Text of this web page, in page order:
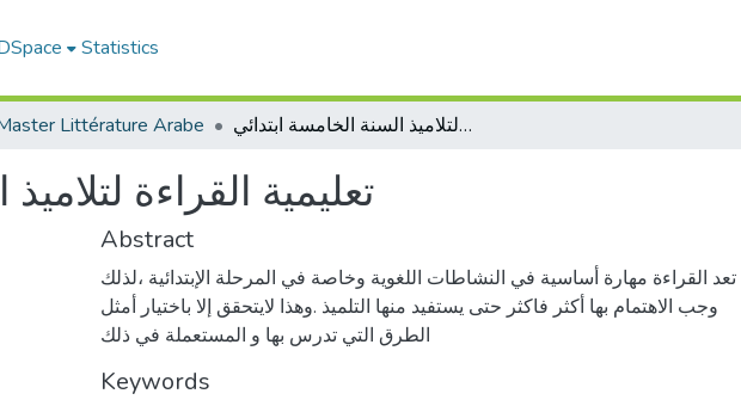
Statistics
Littérature Arabe تعليمية القراءة لتلاميذ السنة الخامسة ابتدائي
تعليمية القراءة
Abstract
تعد القراءة مهارة أساسية في النشاطات اللغوية وخاصة في المرحلة الإبتدائية ،لذلك
وجب الاهتمام بها أكثر فاكثر حتى يستفيد منها التلميذ .وهذا لايتحقق إلا باختيار أمثل
الطرق التي تدرس بها و المستعملة في ذلك
Keywords